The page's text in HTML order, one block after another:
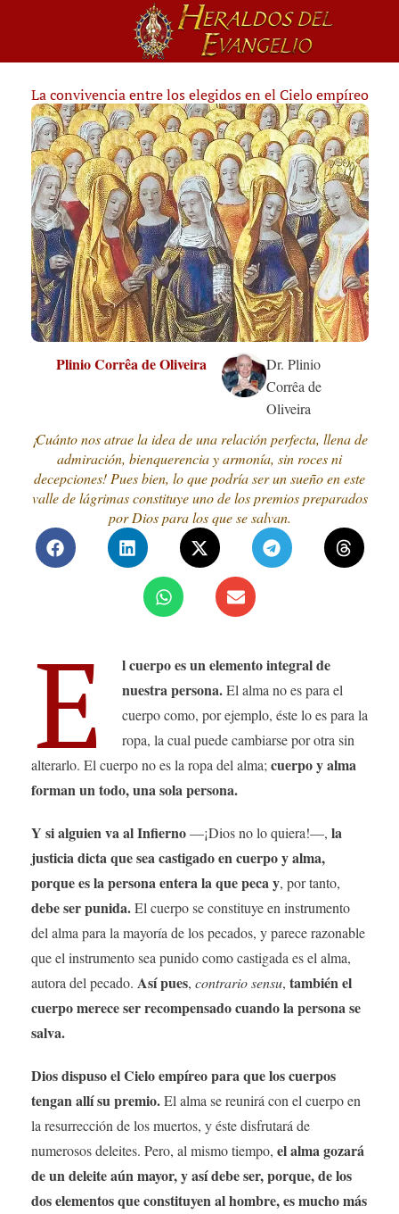
La convivencia entre los elegidos en el Cielo empíreo
Plinio Corrêa de Oliveira
Dr. Plinio
Corrêa de
Oliveira
¡Cuánto nos atrae la idea de una relación perfecta, llena de
admiración, bienquerencia y armonía, sin roces ni
decepciones! Pues bien, lo que podría ser un sueño en este
valle de lágrimas constituye uno de los premios preparados
por Dios para los que se salvan.
E
l cuerpo es un elemento integral de
nuestra persona.El alma no es para el
cuerpo como, por ejemplo, éste lo es para la
ropa, la cual puede cambiarse por otra sin
alterarlo. El cuerpo no es la ropa del alma; cuerpo y alma
forman un todo, una sola persona.
Y si alguien va al Infierno—¡Dios no lo quiera!—, la
justicia dicta que sea castigado en cuerpo y alma,
porque es la persona entera la que peca y, por tanto,
debe ser punida.El cuerpo se constituye en instrumento
del alma para la mayoría de los pecados, y parece razonable
que el instrumento sea punido como castigada es el alma,
autora del pecado. Así pues, contrario sensu, también el
cuerpo merece ser recompensado cuando la persona se
salva.
Dios dispuso el Cielo empíreo para que los cuerpos
tengan allí su premio.El alma se reunirá con el cuerpo en
la resurrección de los muertos, y éste disfrutará de
numerosos deleites. Pero, al mismo tiempo, el alma gozará
de un deleite aún mayor, y así debe ser, porque, de los
dos elementos que constituyen al hombre, es mucho más